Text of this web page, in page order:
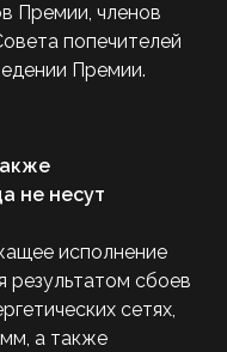
Премии, членов
попечителей
Премии.
не несут
исполнение
результатом сбоев
сетях,
а также